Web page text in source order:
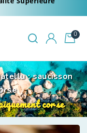
0
: saucisson
corse